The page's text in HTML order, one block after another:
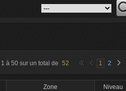
1 à 50 sur un total de 52 1 2
Zone
Niveau